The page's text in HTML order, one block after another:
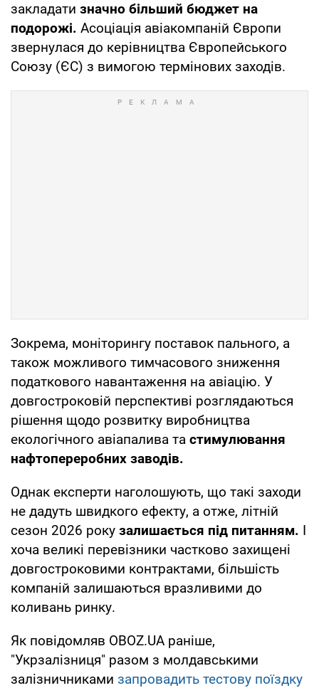
закладати значно більший бюджет на
подорожі. Асоціація авіакомпаній Європи
звернулася до керівництва Європейського
Союзу (ЄС) з вимогою термінових заходів.
Зокрема, моніторингу поставок пального, а
також можливого тимчасового зниження
податкового навантаження на авіацію. У
довгостроковій перспективі розглядаються
рішення щодо розвитку виробництва
екологічного авіапалива та стимулювання
нафтопереробних заводів.
Однак експерти наголошують, що такі заходи
не дадуть швидкого ефекту, а отже, літній
сезон 2026 року залишається під питанням. І
хоча великі перевізники частково захищені
довгостроковими контрактами, більшість
компаній залишаються вразливими до
коливань ринку.
Як повідомляв OBOZ.UA раніше,
"Укрзалізниця" разом з молдавськими
залізничниками запровадить тестову поїздку